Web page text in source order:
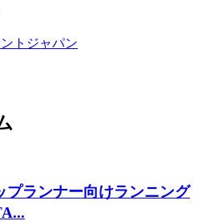
トジャパン
プランナー向けランニング